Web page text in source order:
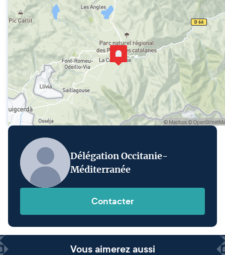
Délégation Occitanie-
Méditerranée
Contacter
Vous aimerez aussi